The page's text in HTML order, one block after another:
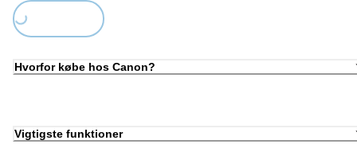
Loading...
Hvorfor købe hos Canon?
Vigtigste funktioner